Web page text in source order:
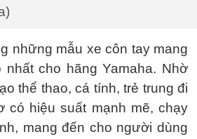
những mẫu xe côn tay mang
nhất cho hãng Yamaha. Nhờ
thể thao, cá tính, trẻ trung đi
có hiệu suất mạnh mẽ, chạy
mang đến cho người dùng